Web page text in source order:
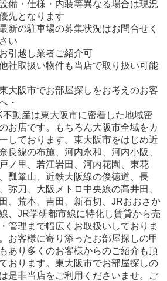
設備・仕様・内装等異なる場合は現況
先となります
最新の駐車場の募集状況はお問合せく
い
お引越し業者ご紹介可
他社取扱い物件も当店で取り扱い可能
東大阪市でお部屋探しをお考えのお客
・
不動産は東大阪市に密着した地域密
お店です。もちろん大阪市全域をカ
しております。東大阪市をはじめ近
良線の布施、河内永和、河内小阪、
ノ里、若江岩田、河内花園、東花
瓢箪山、近鉄大阪線の俊徳道、長
弥刀、大阪メトロ中央線の高井田、
、荒本、吉田、新石切、JRおおさか
、JR学研都市線に特化し賃貸から売
管理まで幅広くお取扱いしておりま
お客様に寄り添ったお部屋探しの甲
あり多くのお客様からのご紹介も頂
おります。東大阪市でお部屋探しの
是非当店をご利用くださいませ。ご